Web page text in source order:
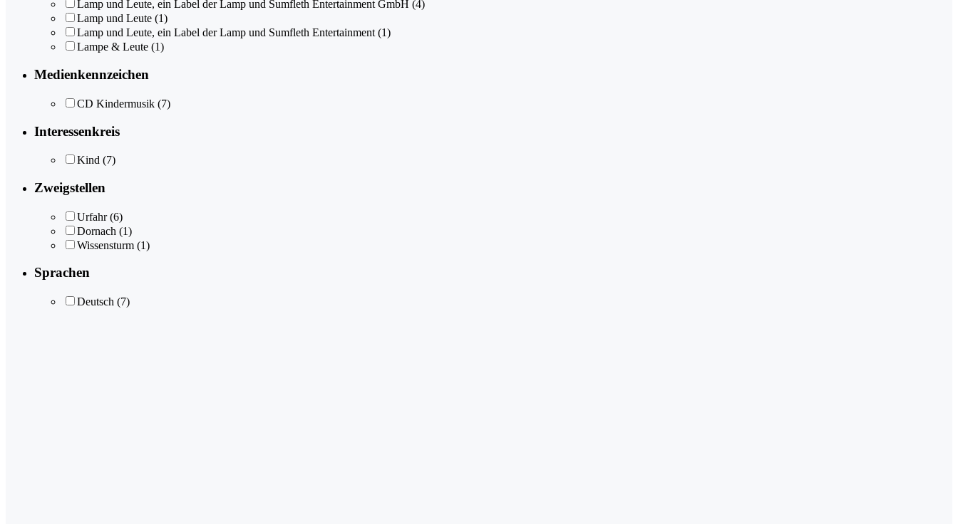
Lamp und Leute, ein Label der Lamp und Sumfleth Entertainment GmbH (4)
Lamp und Leute (1)
Lamp und Leute, ein Label der Lamp und Sumfleth Entertainment (1)
Lampe & Leute (1)
Medienkennzeichen
CD Kindermusik (7)
Interessenkreis
Kind (7)
Zweigstellen
Urfahr (6)
Dornach (1)
Wissensturm (1)
Sprachen
Deutsch (7)